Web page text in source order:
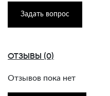
Задать вопрос
ОТЗЫВЫ (0)
Отзывов пока нет